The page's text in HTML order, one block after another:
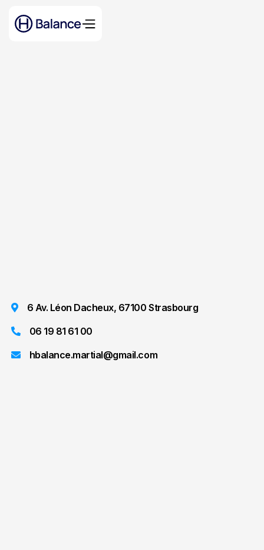
 6 Av. Léon Dacheux, 67100 Strasbourg
 06 19 81 61 00
 hbalance.martial@gmail.com